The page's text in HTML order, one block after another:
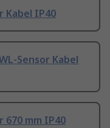
Kabel IP40
Sensor Kabel
670 mm IP40